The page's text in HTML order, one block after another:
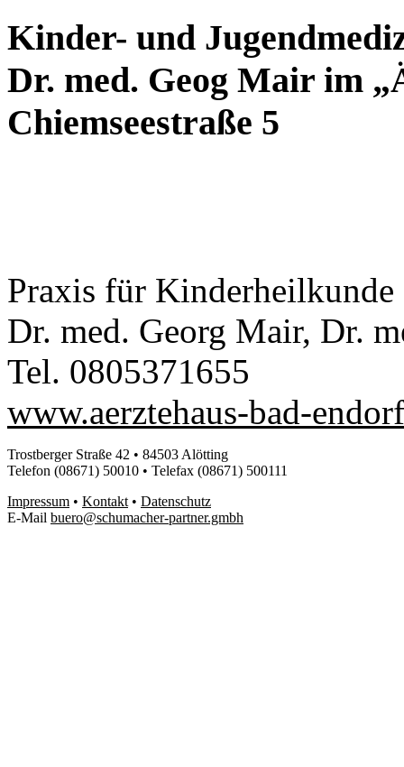
Kinder- und
Dr. med. Geog Mair im
Chiemseestraße 5
Praxis für Kinderheilkunde
Dr. med. Georg Mair, Dr.
Tel. 0805371655
www.aerztehaus-bad-
Trostberger Straße 42 • 84503 Alötting
Telefon (08671) 50010 • Telefax (08671) 500111
Impressum • Kontakt• Datenschutz
E-Mail buero@schumacher-partner.gmbh